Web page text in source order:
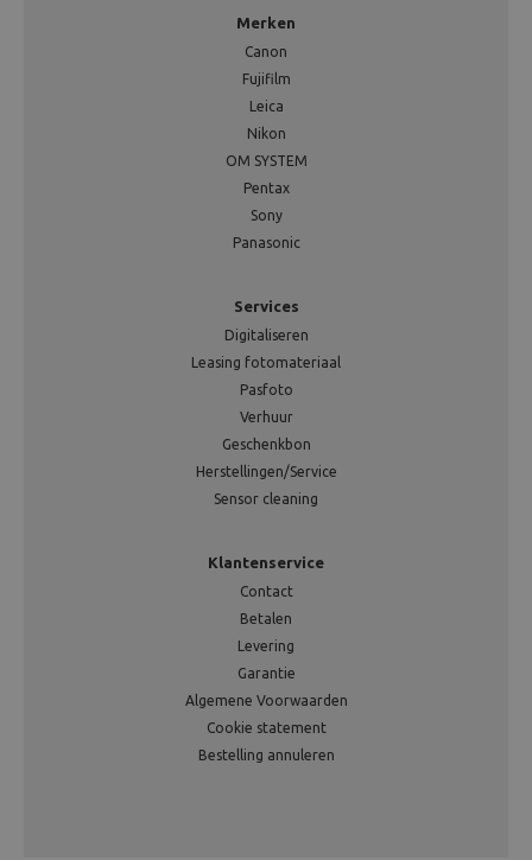
Merken
Canon
Fujifilm
Leica
Nikon
OM SYSTEM
Pentax
Sony
Panasonic
Services
Digitaliseren
Leasing fotomateriaal
Pasfoto
Verhuur
Geschenkbon
Herstellingen/Service
Sensor cleaning
Klantenservice
Contact
Betalen
Levering
Garantie
Algemene Voorwaarden
Cookie statement
Bestelling annuleren